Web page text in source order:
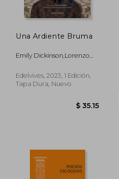
45%
dcto. $ 20.28
Una Ardiente Bruma
Emily Dickinson,Lorenzo
Edelvives, 2023, 1 Edición,
Tapa Dura, Nuevo